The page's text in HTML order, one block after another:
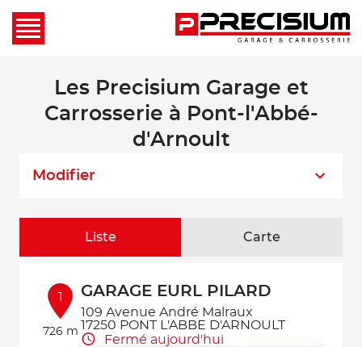
Les Precisium Garage et
Carrosserie à Pont-l'Abbé-
d'Arnoult
Modifier
Liste Carte
1
726 m
GARAGE EURL PILARD
109 Avenue André Malraux
17250 PONT L'ABBE D'ARNOULT
Fermé aujourd'hui